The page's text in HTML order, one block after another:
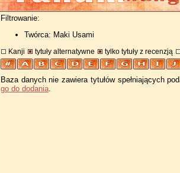
Filtrowanie:
Twórca: Maki Usami
Kanji tytuły alternatywne tylko tytuły z recenzją
Baza danych nie zawiera tytułów spełniających
go do dodania.